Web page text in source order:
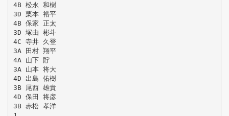
4B 松永 和樹
3D 栗本 裕平
4B 保家 正太
3D 塚由 彬斗
4C 寺井 久登
3A 田村 翔平
4A 山下 貯
3A 山本 将大
4D 出島 佑樹
3B 尾西 雄貴
4D 保田 将彦
3B 赤松 孝洋